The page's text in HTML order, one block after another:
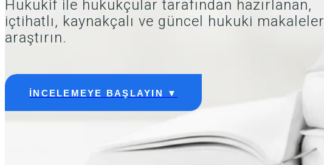
Hukukif ile hukukçular tarafından hazırlanan,
içtihatlı, kaynakçalı ve güncel hukuki makaleler
araştırın.
İNCELEMEYE BAŞLAYIN ▼